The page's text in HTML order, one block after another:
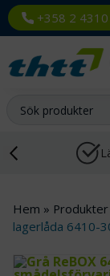
+358 2
Hem » Produkter
lagerlåda 6410-